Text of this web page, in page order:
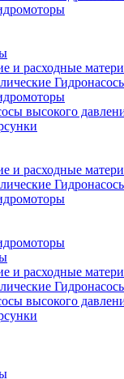
и расходные
высокого
и расходные
и расходные
высокого